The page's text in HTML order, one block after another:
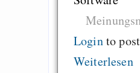
Loginto
Weiterlesen